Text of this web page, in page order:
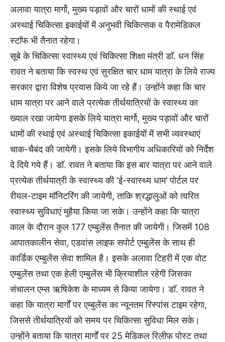
अलावा यात्रा मार्गो, मुख्य पड़ावों और चारों धामों की स्थाई एवं
अस्थाई चिकित्सा इकाईयों में अनुभवी चिकित्सक व पैरामेडिकल
स्टाॅफ भी तैनात रहेगा।
सूबे के चिकित्सा स्वास्थ्य एवं चिकित्सा शिक्षा मंत्री डाॅ. धन सिंह
रावत ने बताया कि स्वस्थ एवं सुरक्षित चार धाम यात्रा के लिये राज्य
सरकार द्वारा विशेष प्रयास किये जा रहे हैं। उन्होंने कहा कि चार
धाम यात्रा पर आने वाले प्रत्येक तीर्थयात्रियों के स्वास्थ्य का
ख्याल रखा जायेगा इसके लिये यात्रा मार्गो, मुख्य पड़ावों और चारों
धामों की स्थाई एवं अस्थाई चिकित्सा इकाईयों में सभी व्यवस्थाएं
चाक-चैबंद की जायेगी। इसके लिये विभागीय अधिकारियों को निर्देश
दे दिये गये हैं। डाॅ. रावत ने बताया कि इस बार यात्रा पर आने वाले
प्रत्येक तीर्थयात्री के स्वास्थ्य की ‘ई-स्वास्थ्य धाम’ पोर्टल पर
रीयल-टाइम माॅनिटरिंग की जायेगी, ताकि श्रद्धालुओं को त्वरित
स्वास्थ्य सुविधाएं मुहैया किया जा सके। उन्होंने कहा कि यात्रा
काल के दौरान कुल 177 एम्बुलेंस तैनात की जायेगी। जिसमें 108
आपातकालीन सेवा, एडवांस लाइफ सपोर्ट एम्बुलेंस के साथ ही
कार्डिक एम्बुलेंस सेवा शामिल है। इसके अलावा टिहरी में एक वोट
एम्बुलेंस तथा एक हेली एम्बुलेंस भी क्रियाशील रहेगी जिसका
संचालन एम्स ऋषिकेश के माध्यम से किया जायेगा। डाॅ. रावत ने
कहा कि यात्रा मार्गों पर एम्बुलेंस का न्यूनतम रिस्पांस टाइम रहेगा,
जिससे तीर्थयात्रियों को समय पर चिकित्सा सुविधा मिल सके।
उन्होंने बताया कि यात्रा मार्गों पर 25 मेडिकल रिलीफ पोस्ट तथा